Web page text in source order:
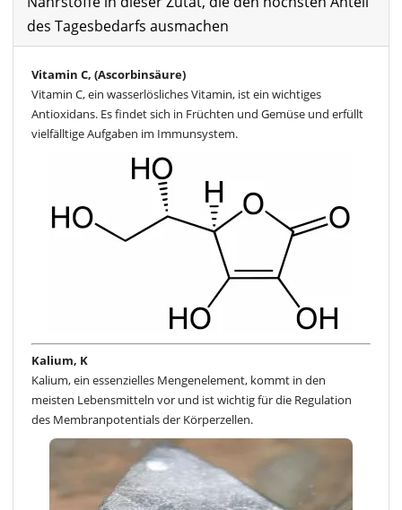
des Tagesbedarfs ausmachen
Vitamin C, (Ascorbinsäure)
Vitamin C, ein wasserlösliches Vitamin, ist ein wichtiges
Antioxidans. Es findet sich in Früchten und Gemüse und erfüllt
vielfälltige Aufgaben im Immunsystem.
Kalium, K
Kalium, ein essenzielles Mengenelement, kommt in den
meisten Lebensmitteln vor und ist wichtig für die Regulation
des Membranpotentials der Körperzellen.